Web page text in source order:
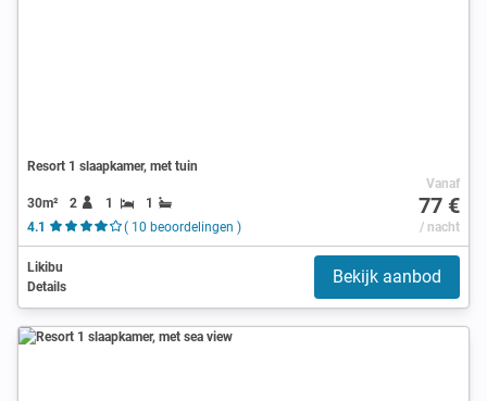
Resort 1 slaapkamer, met tuin
30m² 2 1
1
4.1
( 10 beoordelingen )
Vanaf
77 €
/ nacht
Likibu
Details
Bekijk aanbod